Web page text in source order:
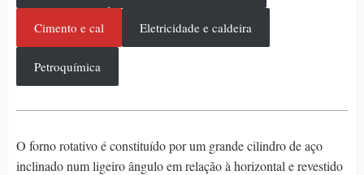
Cimento e cal Eletricidade e caldeira
Petroquímica
O forno rotativo é constituído por um grande cilindro de aço
inclinado num ligeiro ângulo em relação à horizontal e revestido